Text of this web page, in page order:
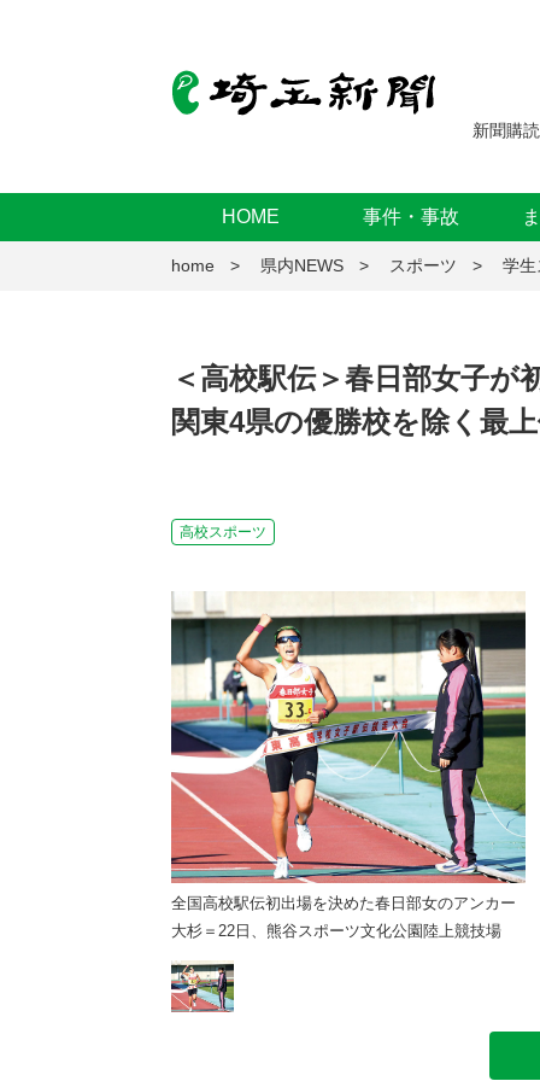
新聞購読
HOME 事件・事故
home 県内NEWS スポーツ 学生
＜高校駅伝＞春日部女子
関東4県の優勝校を除く最
高校スポーツ
全国高校駅伝初出場を決めた春日部女のアンカー
大杉＝22日、熊谷スポーツ文化公園陸上競技場